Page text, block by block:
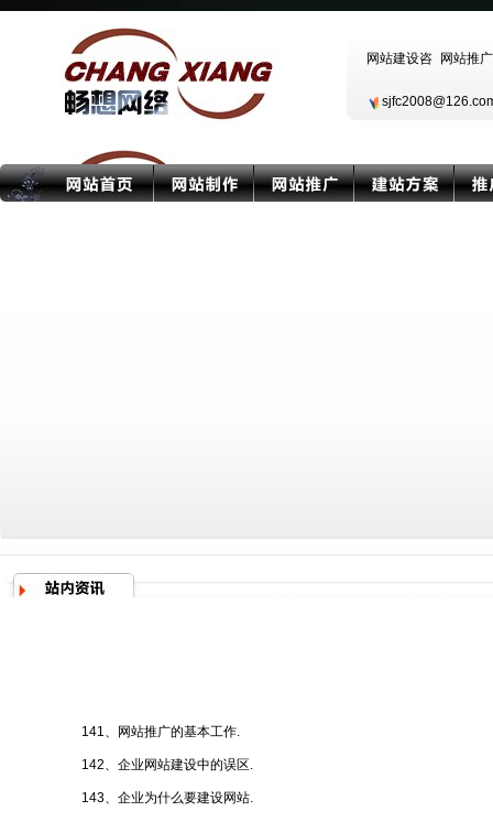
141、网站推广的基本工作.
142、企业网站建设中的误区.
143、企业为什么要建设网站.